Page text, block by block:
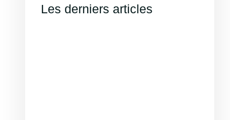
Les derniers articles